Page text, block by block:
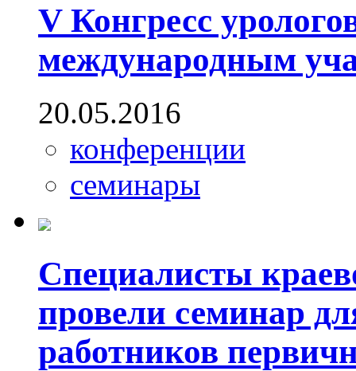
V Конгресс
международным
20.05.2016
конференции
семинары
Специалисты
провели семинар
работников